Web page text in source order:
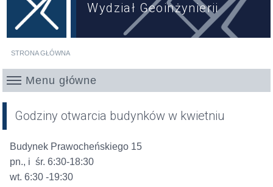
Wydział Geoinżynierii
STRONA GŁÓWNA
Menu główne
Godziny otwarcia budynków w kwietniu
Budynek Prawocheńskiego 15
pn., i śr. 6:30-18:30
wt. 6:30 -19:30